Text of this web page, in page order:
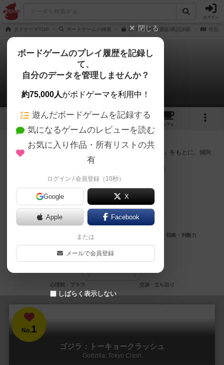
ログイン
ボドゲーマTOP ボードゲームの検索 EAT/PAINTの通販/商品詳細 作品
イートペイント
次のおすすめボードゲーム
4 3 3
カフェ
『イートペイント』が好きな方へのおすすめ
このゲームのトップページで投票された「プレイ感の評価」をもとに、傾向
が近いボードゲームをランキング形式で紹介します。
No.1
ゴジラ：トーキョークラッシュ
Godzilla: Tokyo Clash
閉じる
ボードゲームのプレイ履歴を記録し
て、
自分のデータを管理しませんか？
約75,000人がボドゲーマを利用中！
遊んだボードゲームを記録する
気になるゲームのレビューを読む
お気に入り作品・所有リストの共
有
ログイン / 会員登録（10秒）
Google X
Apple Facebook
または
メールで会員登録
しばらく表示しない